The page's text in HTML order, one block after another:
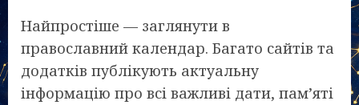
Найпростіше — заглянути в
православний календар. Багато сайтів та
додатків публікують актуальну
інформацію про всі важливі дати, пам’яті